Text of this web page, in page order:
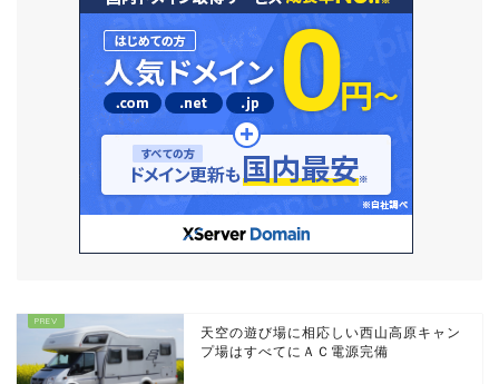
天空の遊び場に相応しい西山高原キャン
プ場はすべてにＡＣ電源完備